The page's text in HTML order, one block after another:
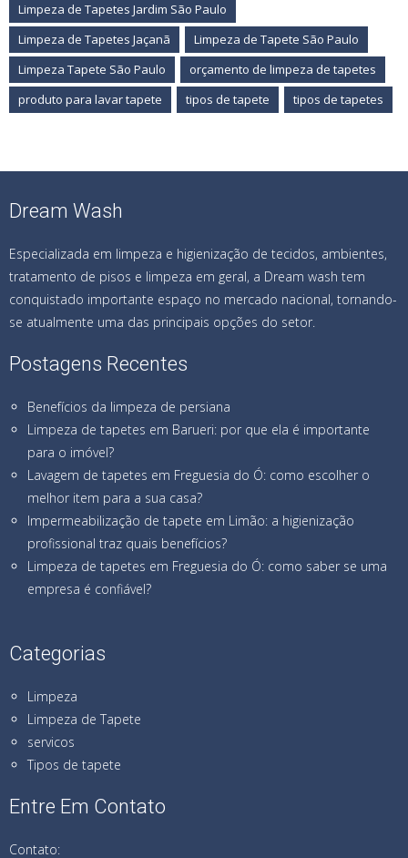
Limpeza de Tapetes Jardim São Paulo
Limpeza de Tapetes Jaçanã
Limpeza de Tapete São Paulo
Limpeza Tapete São Paulo
orçamento de limpeza de tapetes
produto para lavar tapete
tipos de tapete tipos de tapetes
Dream Wash
Especializada em limpeza e higienização de tecidos, ambientes,
tratamento de pisos e limpeza em geral, a Dream wash tem
conquistado importante espaço no mercado nacional, tornando-
se atualmente uma das principais opções do setor.
Postagens Recentes
Benefícios da limpeza de persiana
Limpeza de tapetes em Barueri: por que ela é importante
para o imóvel?
Lavagem de tapetes em Freguesia do Ó: como escolher o
melhor item para a sua casa?
Impermeabilização de tapete em Limão: a higienização
profissional traz quais benefícios?
Limpeza de tapetes em Freguesia do Ó: como saber se uma
empresa é confiável?
Categorias
Limpeza
Limpeza de Tapete
servicos
Tipos de tapete
Entre Em Contato
Contato: